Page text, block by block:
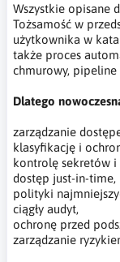
Wszystkie opisane
Tożsamość w
użytkownika w
także proces
chmurowy, pipeline
Dlatego
zarządzanie
klasyfikację i
kontrolę sekretów i
dostęp just-in-time,
polityki
ciągły audyt,
ochronę przed
zarządzanie